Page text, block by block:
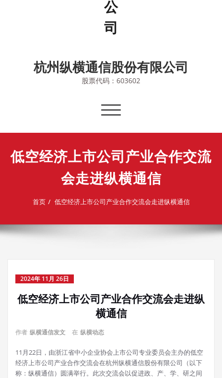
杭州纵横通信股份有限公司
股票代码：603602
切
导
低空经济上市公司产业合作交流
会走进纵横通信
首页 低空经济上市公司产业合作交流会走进纵横通信
2024年 11月 26日
低空经济上市公司产业合作交流会走进纵
横通信
作者 纵横通信发文 在 纵横动态
11月22日，由浙江省中小企业协会上市公司专业委员会主办的低空
经济上市公司产业合作交流会在杭州纵横通信股份有限公司（以下
称：纵横通信）圆满举行。此次交流会以促进政、产、学、研之间